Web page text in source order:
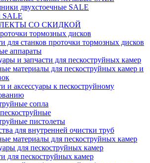
двухстоечные SALE
SALE
СО СКИДКОЙ
тормозных дисков
для станков проточки тормозных дисков
аппараты
и запчасти для пескоструйных камер
материалы для пескоструйных камер и
и аксессуары к пескоструйному
сопла
пистолеты
для внутренней очистки труб
материалы для пескоструйных камер
для пескоструйных камер
для пескоструйных камер